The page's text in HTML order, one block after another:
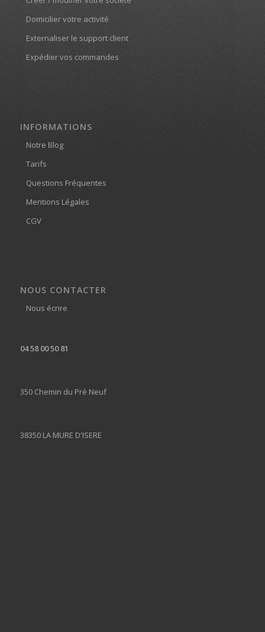
Domicilier votre activité
Externaliser le support client
Expédier vos commandes
INFORMATIONS
Notre Blog
Tarifs
Questions Fréquentes
Mentions Légales
CGV
NOUS CONTACTER
Nous écrire
04 58 00 50 81
350 Chemin du Pré Neuf
38350 LA MURE D'ISERE